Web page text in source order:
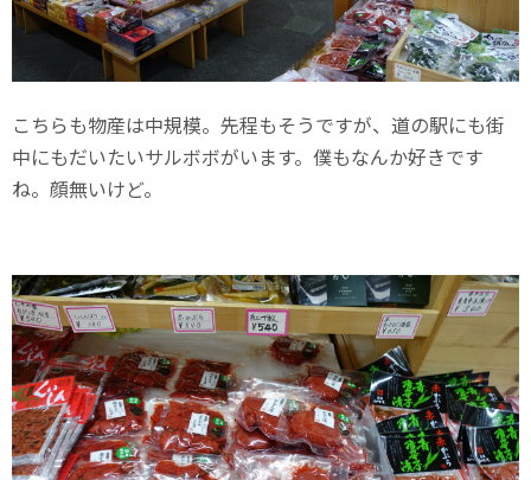
こちらも物産は中規模。先程もそうですが、道の駅にも街
中にもだいたいサルボボがいます。僕もなんか好きです
ね。顔無いけど。